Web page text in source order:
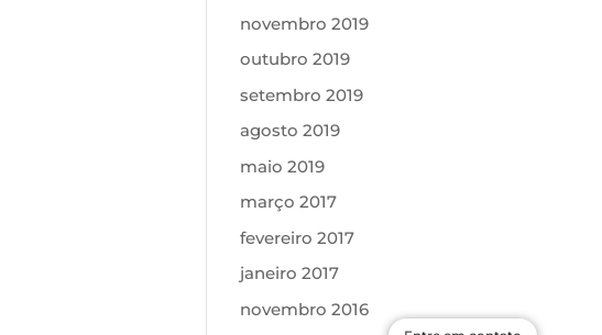
novembro 2019
outubro 2019
setembro 2019
agosto 2019
maio 2019
março 2017
fevereiro 2017
janeiro 2017
novembro 2016